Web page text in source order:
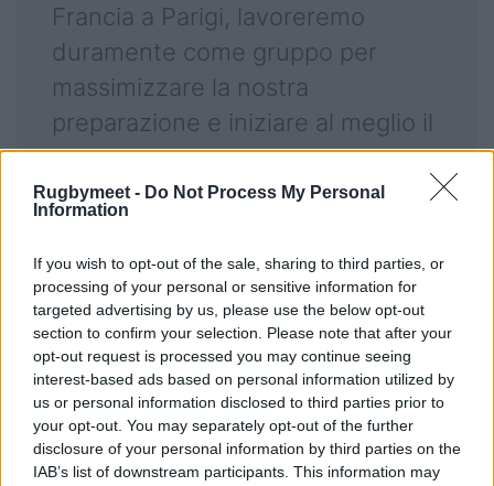
Rugbymeet - Do Not Process My Personal
Information
If you wish to opt-out of the sale, sharing to third parties, or
processing of your personal or sensitive information for
targeted advertising by us, please use the below opt-out
section to confirm your selection. Please note that after your
opt-out request is processed you may continue seeing
interest-based ads based on personal information utilized by
us or personal information disclosed to third parties prior to
your opt-out. You may separately opt-out of the further
disclosure of your personal information by third parties on the
IAB’s list of downstream participants. This information may
Francia a Parigi, lavoreremo
duramente come gruppo per
massimizzare la nostra
preparazione e iniziare al meglio il
6 Nazioni".
> Il calendario del 6
Nazioni 2025 <